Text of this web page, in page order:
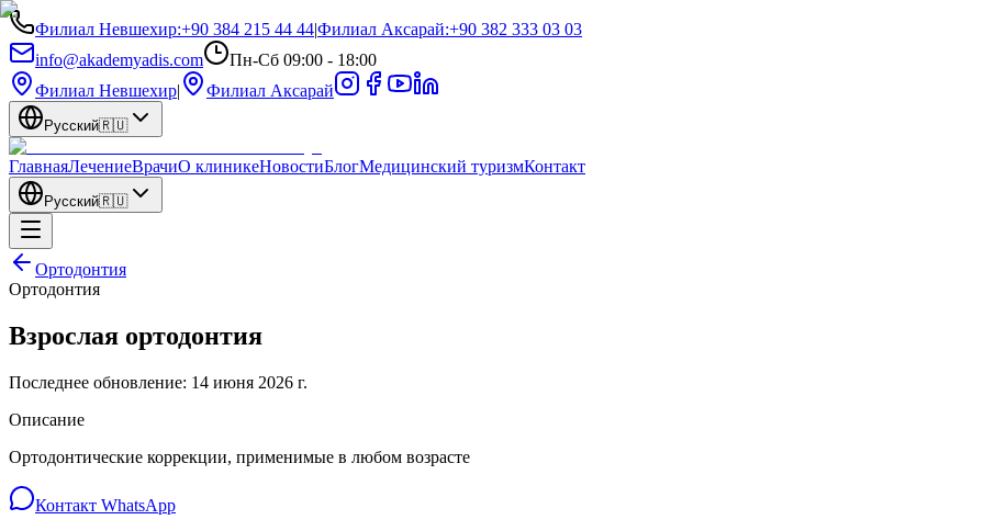
Филиал Невшехир:+90 384 215 44 44|Филиал Аксарай:+90 382 333 03 03
info@akademyadis.com
Пн-Сб 09:00 - 18:00
Филиал Невшехир| Филиал Аксарай
Русский🇷🇺
ГлавнаяЛечениеВрачиО клиникеНовостиБлогМедицинский туризмКонтакт
Русский🇷🇺
Ортодонтия
Ортодонтия
Взрослая ортодонтия
Последнее обновление: 14 июня 2026 г.
Описание
Ортодонтические коррекции, применимые в любом возрасте
Контакт WhatsApp